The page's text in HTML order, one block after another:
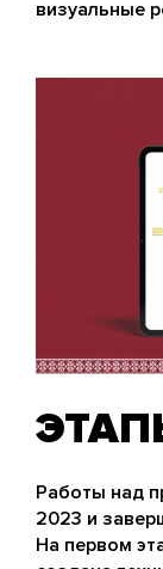
визуальные
Работы над
2023 и
На первом